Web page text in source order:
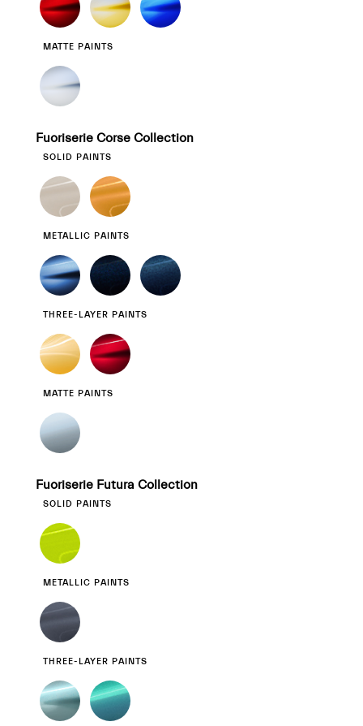
MATTE PAINTS
Fuoriserie Corse Collection
SOLID PAINTS
METALLIC PAINTS
THREE-LAYER PAINTS
MATTE PAINTS
Fuoriserie Futura Collection
SOLID PAINTS
METALLIC PAINTS
THREE-LAYER PAINTS